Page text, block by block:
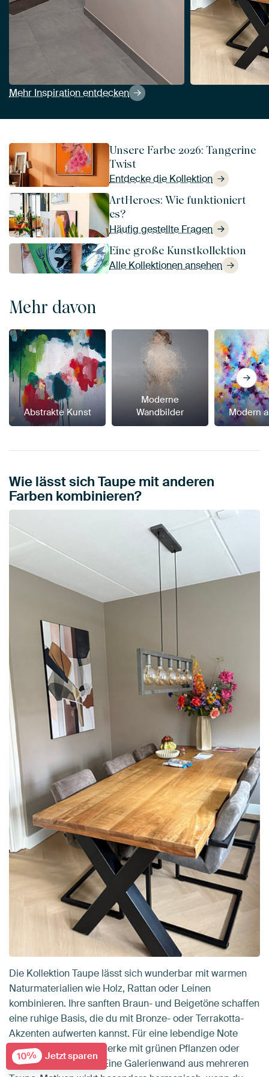
Mehr Inspiration entdecken
Unsere Farbe 2026: Tangerine
Twist
Entdecke die Kollektion
ArtHeroes: Wie funktioniert
es?
Häufig gestellte Fragen
Eine große Kunstkollektion
Alle Kollektionen ansehen
Mehr davon
Abstrakte Kunst
Moderne
Wandbilder
Modern
Wie lässt sich Taupe mit anderen
Farben kombinieren?
Die Kollektion Taupe lässt sich wunderbar mit warmen
Naturmaterialien wie Holz, Rattan oder Leinen
kombinieren. Ihre sanften Braun- und Beigetöne schaffen
eine ruhige Basis, die du mit Bronze- oder Terrakotta-
Akzenten aufwerten kannst. Für eine lebendige Note
ergänzt du die Kunstwerke mit grünen Pflanzen oder
Textilien in Erdtönen. Eine Galerienwand aus mehreren
10% Jetzt sparen